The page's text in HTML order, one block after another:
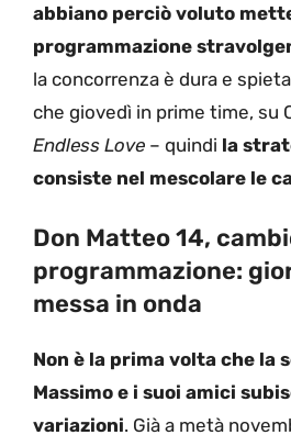
abbiano perciò voluto
programmazione
la concorrenza è dura e
che giovedì in prime time, su
Endless Love – quindi la
consiste nel mescolare le
Don Matteo 14,
programmazione:
messa in onda
Non è la prima volta che la
Massimo e i suoi amici
variazioni. Già a metà